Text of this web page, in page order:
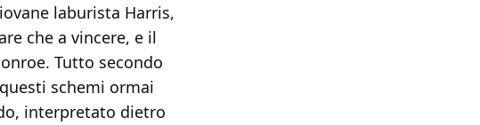
laburista Harris,
che a vincere, e il
Tutto secondo
schemi ormai
interpretato dietro